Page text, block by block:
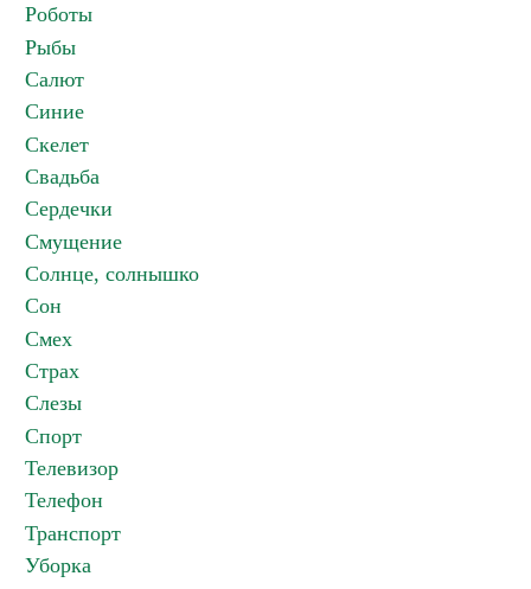
Роботы
Рыбы
Салют
Синие
Скелет
Свадьба
Сердечки
Смущение
Солнце, солнышко
Сон
Смех
Страх
Слезы
Спорт
Телевизор
Телефон
Транспорт
Уборка